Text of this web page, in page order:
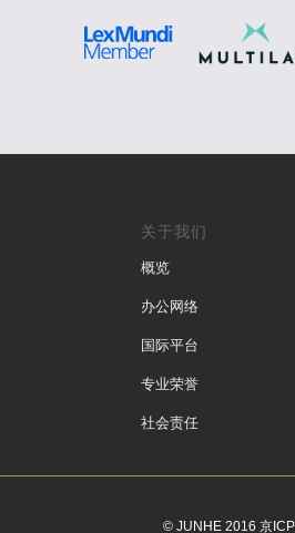
关于我们
概览
办公网络
国际平台
专业荣誉
社会责任
© JUNHE 2016 京